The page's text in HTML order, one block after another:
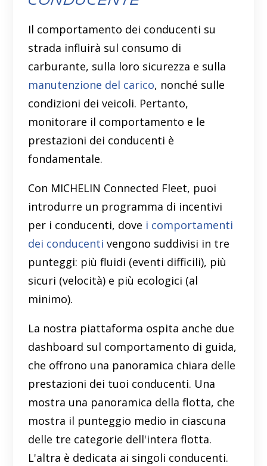
Il comportamento dei conducenti su
strada influirà sul consumo di
carburante, sulla loro sicurezza e sulla
manutenzione del carico, nonché sulle
condizioni dei veicoli. Pertanto,
monitorare il comportamento e le
prestazioni dei conducenti è
fondamentale.
Con MICHELIN Connected Fleet, puoi
introdurre un programma di incentivi
per i conducenti, dove i comportamenti
dei conducenti vengono suddivisi in tre
punteggi: più fluidi (eventi difficili), più
sicuri (velocità) e più ecologici (al
minimo).
La nostra piattaforma ospita anche due
dashboard sul comportamento di guida,
che offrono una panoramica chiara delle
prestazioni dei tuoi conducenti. Una
mostra una panoramica della flotta, che
mostra il punteggio medio in ciascuna
delle tre categorie dell'intera flotta.
L'altra è dedicata ai singoli conducenti.